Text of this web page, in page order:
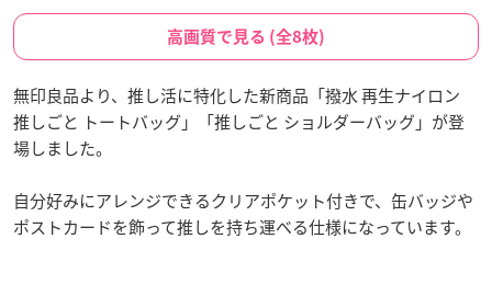
高画質で見る (全8枚)
無印良品より、推し活に特化した新商品「撥水 再生ナイロン
推しごと トートバッグ」「推しごと ショルダーバッグ」が登
場しました。
自分好みにアレンジできるクリアポケット付きで、缶バッジや
ポストカードを飾って推しを持ち運べる仕様になっています。